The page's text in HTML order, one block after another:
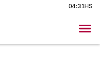
04:31HS